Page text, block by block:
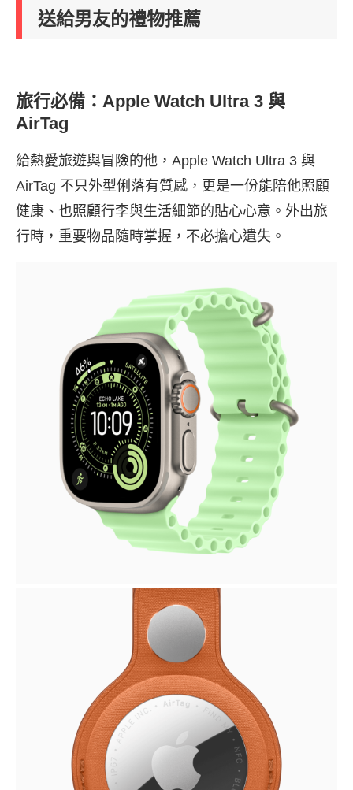
送給男友的禮物推薦
旅行必備：Apple Watch Ultra 3 與
AirTag
給熱愛旅遊與冒險的他，Apple Watch Ultra 3 與
AirTag 不只外型俐落有質感，更是一份能陪他照顧
健康、也照顧行李與生活細節的貼心心意。外出旅
行時，重要物品隨時掌握，不必擔心遺失。